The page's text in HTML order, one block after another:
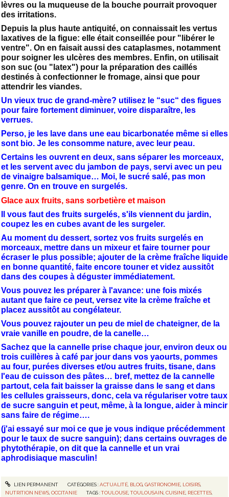
lèvres ou la muqueuse de la bouche pourrait provoquer
des irritations.
Depuis la plus haute antiquité, on connaissait les vertus
laxatives de la figue: elle était conseillée pour "libérer le
ventre". On en faisait aussi des cataplasmes, notamment
pour soigner les ulcères des membres. Enfin, on utilisait
son suc (ou "latex") pour la préparation des caillés
destinés à confectionner le fromage, ainsi que pour
attendrir les viandes.
Un vieux truc de grand-mère? utilisez le “suc“ des figues
pour faire fortement diminuer, voire disparaître, les
verrues.
Perso, je les lave dans une eau bicarbonatée même si elles
sont bio. Je les consomme nature, avec leur peau.
Certains les ouvrent en deux, sans séparer les morceaux,
et les servent avec du jambon de pays, servi avec un peu
de vinaigre balsamique… Moi, le sucré salé, pas mon
genre. On en trouve en surgelés.
Glace aux fruits, sans sorbetière et maison
Il vous faut des fruits surgelés, s'ils viennent du jardin,
coupez les en cubes avant de les surgeler.
Au moment du dessert, sortez vos fruits surgelés en
morceaux, mettre dans un mixeur et faire tourner pour
écraser le plus possible; ajouter de la crème fraîche liquide
en bonne quantité, faite encore touner et videz aussitôt
dans des coupes à déguster immédiatement.
Vous pouvez les préparer à l'avance: une fois mixés
autant que faire ce peut, versez vite la crème fraîche et
placez aussitôt au congélateur.
Vous pouvez rajouter un peu de miel de chateigner, de la
vraie vanille en poudre, de la canelle…
Sachez que la cannelle prise chaque jour, environ deux ou
trois cuillères à café par jour dans vos yaourts, pommes
au four, purées diverses et/ou autres fruits, tisane, dans
l'eau de cuisson des pâtes… bref, mettez de la cannelle
partout, cela fait baisser la graisse dans le sang et dans
les cellules graisseurs, donc, cela va régulariser votre taux
de sucre sanguin et peut, même, à la longue, aider à mincir
sans faire de régime….
(j'ai essayé sur moi ce que je vous indique précédemment
pour le taux de sucre sanguin); dans certains ouvrages de
phytothérapie, on dit que la cannelle et un vrai
aphrodisiaque masculin!
LIEN PERMANENT CATÉGORIES :ACTUALITÉ, BLOG, GASTRONOMIE, LOISIRS,
NUTRITION NEWS ,OCCITANIE TAGS :TOULOUSE ,TOULOUSAIN ,CUISINE RECETTES